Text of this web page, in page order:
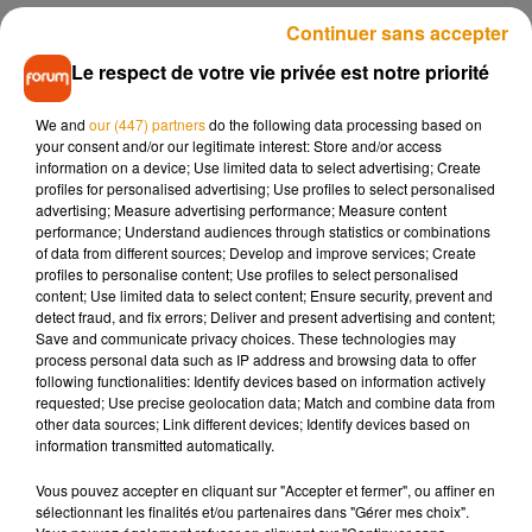
Le milieu scolaire au microscope
circulation du virus ne seront connues que dans plusieurs
jours, "la tendance est déjà préoccupante" depuis début
décembre, affirme de son côté le directeur général de la
Santé Jérôme Salomon auJDD.
Il s'inquiète à la fois desconséquences des vacances
froid qui favorise les transmissions, des deux variants
identifiés au Royaume-Uni et en Afrique du Sud déjà
détectées en France mais aussi du brassage d’élèves avec
la rentrée.
"Les enfants reviennent de différents endroits, en France ou
à l'étranger, ça peut rebattre les cartes de la situation
épidémiologique", affirme-t-il. Quant aux deux souches, elles
Le respect de votre vie privée est notre priorité
We and our (447) partnersdo the following data processing based on
your consent and/or our legitimate interest: Store and/or access
information on a device; Use limited data to select advertising; Create
profiles for personalised advertising; Use profiles to select personalised
advertising; Measure advertising performance; Measure content
performance; Understand audiences through statistics or combinations
of data from different sources; Develop and improve services; Create
profiles to personalise content; Use profiles to select personalised
content; Use limited data to select content; Ensure security, prevent and
detect fraud, and fix errors; Deliver and present advertising and content;
Save and communicate privacy choices. These technologies may
process personal data such as IP address and browsing data to offer
following functionalities: Identify devices based on information actively
requested; Use precise geolocation data; Match and combine data from
other data sources; Link different devices; Identify devices based on
information transmitted automatically.
Vous pouvez accepter en cliquant sur "Accepter et fermer", ou affiner en
sélectionnant les finalités et/ou partenaires dans "Gérer mes choix".
Continuer sans accepter